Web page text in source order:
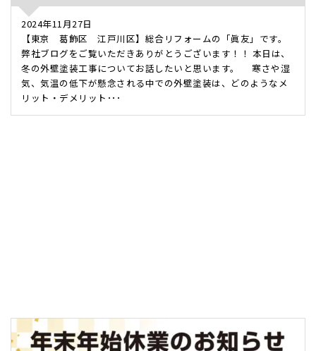
2024年11月27日
【東京 葛飾区 江戸川区】総合リフォームの「眞友」です。
弊社ブログをご覧いただきありがとうございます！！ 本日は、
冬の外壁塗装工事についてお話したいと思います。 寒さや湿
気、気温の低下が懸念される中での外壁塗装は、どのようなメ
リット・デメリット･･･